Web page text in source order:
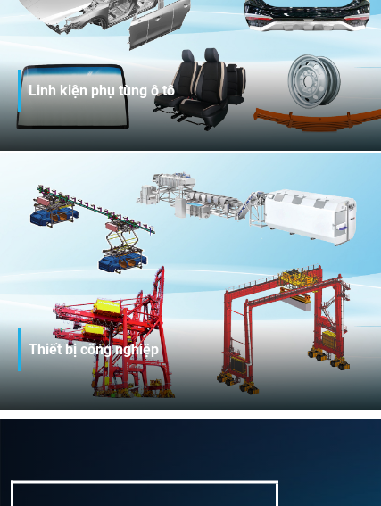
Linh kiện phụ tùng ô tô
THACO INDUSTRIES chuyên sâu trong hoạt động thiết kế,
thí – thử nghiệm, phát triển sản phẩm, sản xuất và cung
cấp linh kiện, cụm linh kiện, phụ tùng ô tô cho các nhà
sản xuất lắp ráp ô tô trong nước và quốc tế. Sản phẩm
đáp ứng tiêu chuẩn kỹ thuật khắt khe của từng thương
hiệu, được xuất khẩu sang các thị trường như: Mỹ, Canada,
Úc, Nga, Hàn Quốc, Nhật Bản...
Thiết bị công nghiệp
Sở hữu năng lực sản xuất và gia công OEM thiết bị công
nghiệp, kết cấu siêu trường siêu trọng hàng đầu Việt
tối đa nhu cầu thị trường trong nước và xuất khẩu .